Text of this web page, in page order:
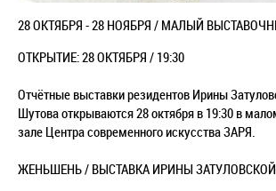
28 ОКТЯБРЯ - 28 НОЯБРЯ / МАЛЫЙ
ОТКРЫТИЕ: 28 ОКТЯБРЯ / 19:30
Отчётные выставки резидентов Ирины
Шутова открываются 28 октября в 19:30 в
зале Центра современного искусства ЗАРЯ.
ЖЕНЬШЕНЬ / ВЫСТАВКА ИРИНЫ ЗАТУЛОВСКОЙ